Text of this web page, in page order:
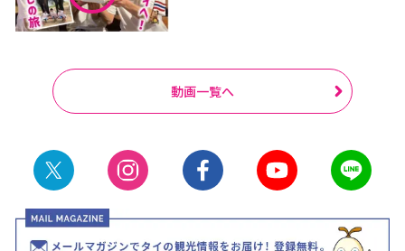
動画一覧へ